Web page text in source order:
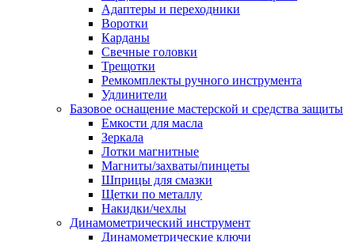
Адаптеры и переходники
Воротки
Карданы
Свечные головки
Трещотки
Ремкомплекты ручного инструмента
Удлинители
Базовое оснащение мастерской и средства защиты
Емкости для масла
Зеркала
Лотки магнитные
Магниты/захваты/пинцеты
Шприцы для смазки
Щетки по металлу
Накидки/чехлы
Динамометрический инструмент
Динамометрические ключи